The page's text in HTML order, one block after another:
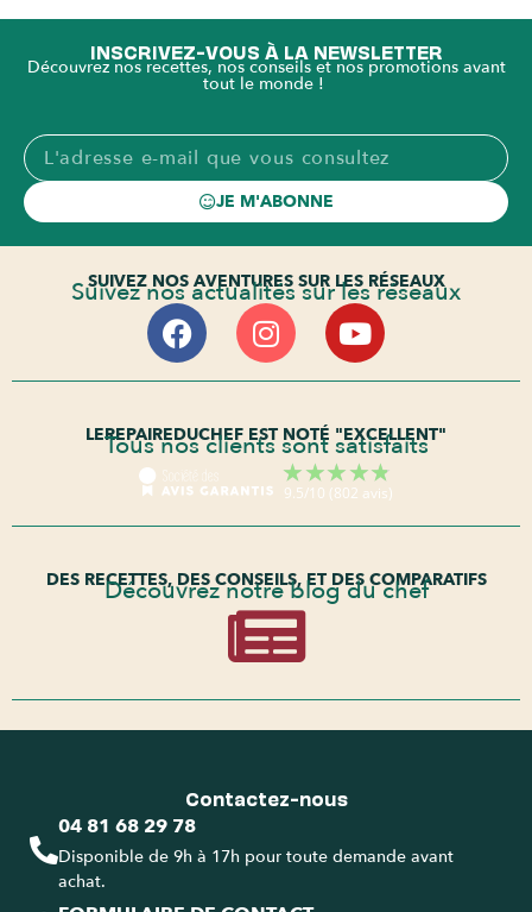
INSCRIVEZ-VOUS À LA NEWSLETTER
Découvrez nos recettes, nos conseils et nos promotions avant
tout le monde !
JE M'ABONNE
SUIVEZ NOS AVENTURES SUR LES RÉSEAUX
Suivez nos actualités sur les réseaux
LEREPAIREDUCHEF EST NOTÉ "EXCELLENT"
Tous nos clients sont satisfaits
DES RECETTES, DES CONSEILS, ET DES COMPARATIFS
Découvrez notre blog du chef
Contactez-nous
04 81 68 29 78
Disponible de 9h à 17h pour toute demande avant
achat.